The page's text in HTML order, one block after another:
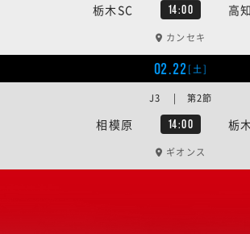
栃木SC 14:00 高知
カンセキ
02.22[土]
相模原 14:00 栃
J3 | 第2節
ギオンス